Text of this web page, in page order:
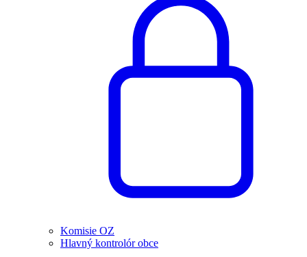
Komisie OZ
Hlavný kontrolór obce